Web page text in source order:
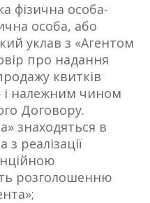
фізична особа-
особа, або
уклав з «Агентом
про надання
квитків
і належним чином
Договору.
знаходяться в
реалізації
розголошенню